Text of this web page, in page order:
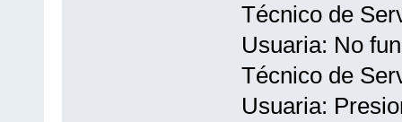
Técnico de
Usuaria: No
Técnico de
Usuaria: